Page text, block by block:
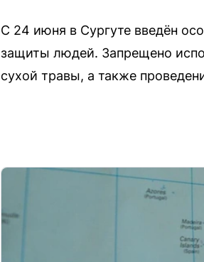
С 24 июня в Сургуте введён
защиты людей. Запрещено
сухой травы, а также